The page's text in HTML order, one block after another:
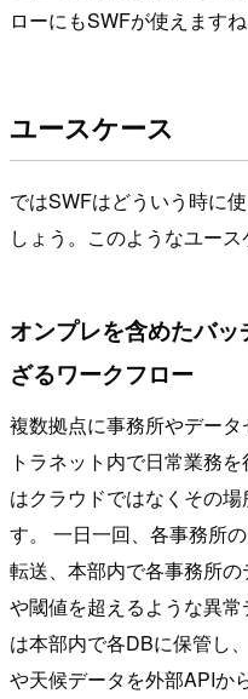
ローにもSWFが使えますね
ユースケース
ではSWFはどういう時に
しょう。このようなユース
オンプレを含めたバ
ざるワークフロー
複数拠点に事務所やデー
トラネット内で日常業務
はクラウドではなくその
す。 一日一回、各事務所
転送、本部内で各事務所
や閾値を超えるような異
は本部内で各DBに保管し
や天候データを外部APIか